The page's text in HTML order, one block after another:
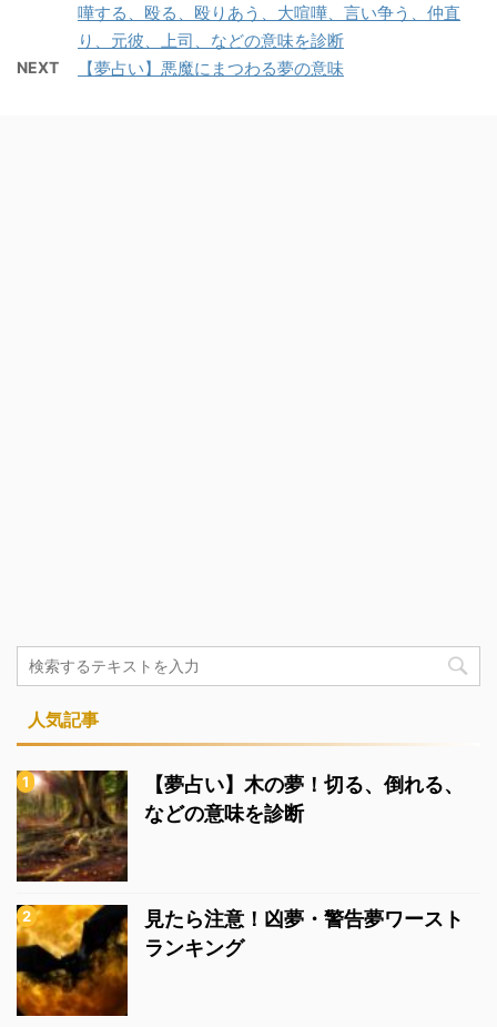
嘩する、殴る、殴りあう、大喧嘩、言い争う、仲直
り、元彼、上司、などの意味を診断
NEXT 【夢占い】悪魔にまつわる夢の意味
人気記事
【夢占い】木の夢！切る、倒れる、
などの意味を診断
見たら注意！凶夢・警告夢ワースト
ランキング